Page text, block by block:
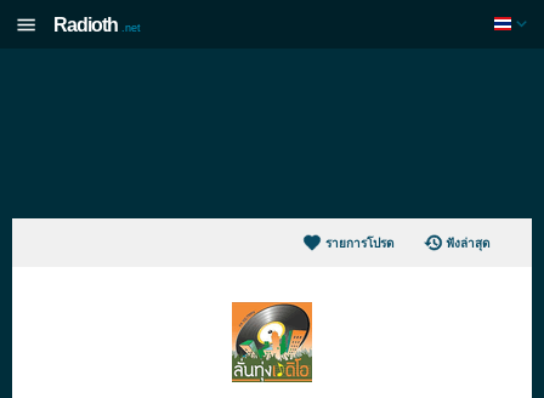
Radioth .net
รายการโปรด ฟังล่าสุด